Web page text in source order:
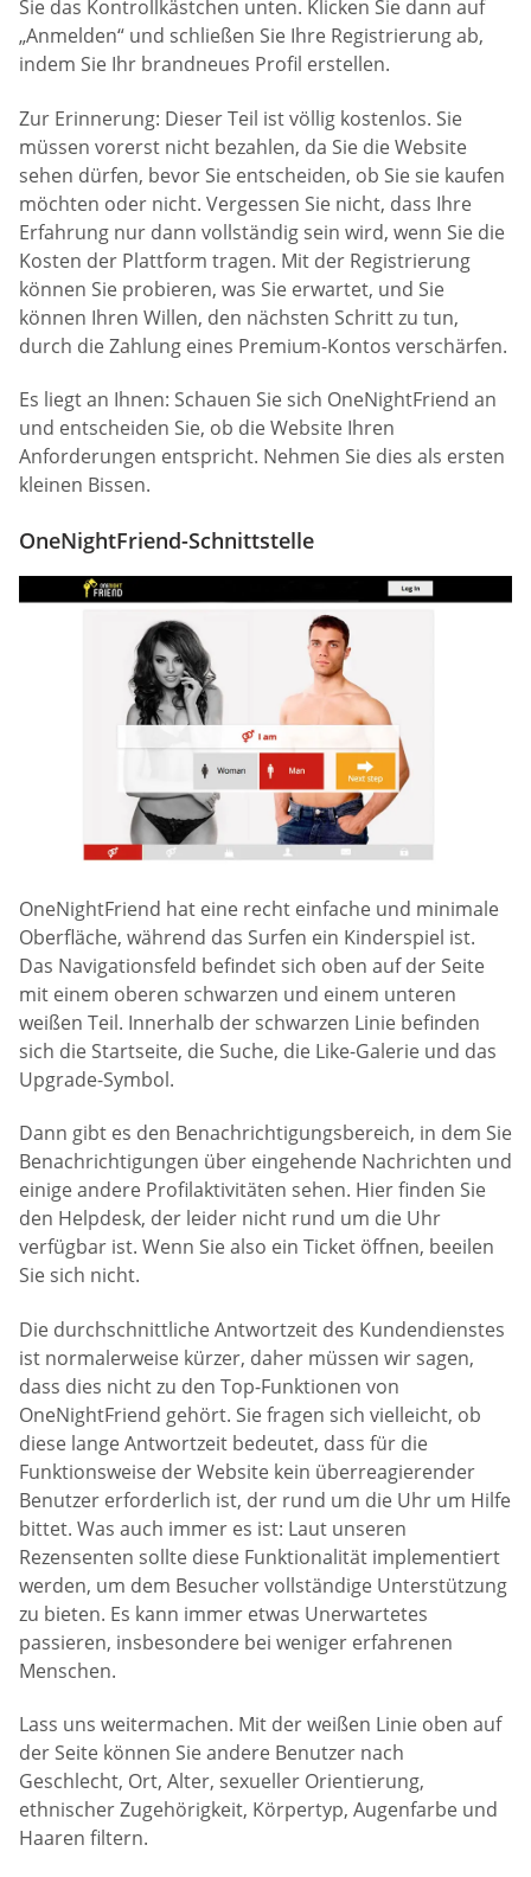
Sie das Kontrollkästchen unten. Klicken Sie dann auf
„Anmelden“ und schließen Sie Ihre Registrierung ab,
indem Sie Ihr brandneues Profil erstellen.
Zur Erinnerung: Dieser Teil ist völlig kostenlos. Sie
müssen vorerst nicht bezahlen, da Sie die Website
sehen dürfen, bevor Sie entscheiden, ob Sie sie kaufen
möchten oder nicht. Vergessen Sie nicht, dass Ihre
Erfahrung nur dann vollständig sein wird, wenn Sie die
Kosten der Plattform tragen. Mit der Registrierung
können Sie probieren, was Sie erwartet, und Sie
können Ihren Willen, den nächsten Schritt zu tun,
durch die Zahlung eines Premium-Kontos verschärfen.
Es liegt an Ihnen: Schauen Sie sich OneNightFriend an
und entscheiden Sie, ob die Website Ihren
Anforderungen entspricht. Nehmen Sie dies als ersten
kleinen Bissen.
OneNightFriend-Schnittstelle
OneNightFriend hat eine recht einfache und minimale
Oberfläche, während das Surfen ein Kinderspiel ist.
Das Navigationsfeld befindet sich oben auf der Seite
mit einem oberen schwarzen und einem unteren
weißen Teil. Innerhalb der schwarzen Linie befinden
sich die Startseite, die Suche, die Like-Galerie und das
Upgrade-Symbol.
Dann gibt es den Benachrichtigungsbereich, in dem Sie
Benachrichtigungen über eingehende Nachrichten und
einige andere Profilaktivitäten sehen. Hier finden Sie
den Helpdesk, der leider nicht rund um die Uhr
verfügbar ist. Wenn Sie also ein Ticket öffnen, beeilen
Sie sich nicht.
Die durchschnittliche Antwortzeit des Kundendienstes
ist normalerweise kürzer, daher müssen wir sagen,
dass dies nicht zu den Top-Funktionen von
OneNightFriend gehört. Sie fragen sich vielleicht, ob
diese lange Antwortzeit bedeutet, dass für die
Funktionsweise der Website kein überreagierender
Benutzer erforderlich ist, der rund um die Uhr um Hilfe
bittet. Was auch immer es ist: Laut unseren
Rezensenten sollte diese Funktionalität implementiert
werden, um dem Besucher vollständige Unterstützung
zu bieten. Es kann immer etwas Unerwartetes
passieren, insbesondere bei weniger erfahrenen
Menschen.
Lass uns weitermachen. Mit der weißen Linie oben auf
der Seite können Sie andere Benutzer nach
Geschlecht, Ort, Alter, sexueller Orientierung,
ethnischer Zugehörigkeit, Körpertyp, Augenfarbe und
Haaren filtern.